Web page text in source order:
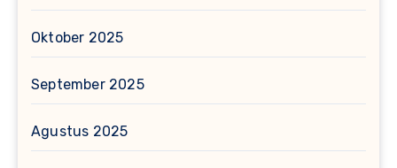
Oktober 2025
September 2025
Agustus 2025